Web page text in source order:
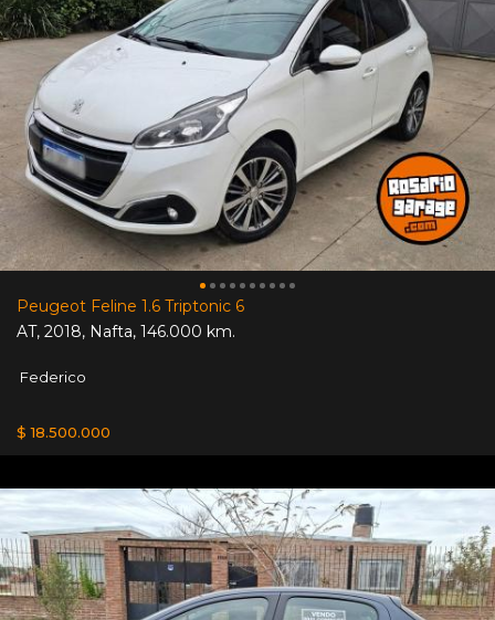
Peugeot Feline 1.6 Triptonic 6
AT, 2018, Nafta, 146.000 km.
Federico
$ 18.500.000